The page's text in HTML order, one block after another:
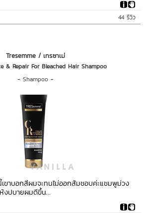
44 รีวิว
Tresemme / เทรซาเม่
& Repair For Bleached Hair Shampoo
-Shampoo -
ขาบอกสีผมจะทนไม่ออกส้มชอบค่ะแชมพูม่วง
งปบายผมดีขึ้น...